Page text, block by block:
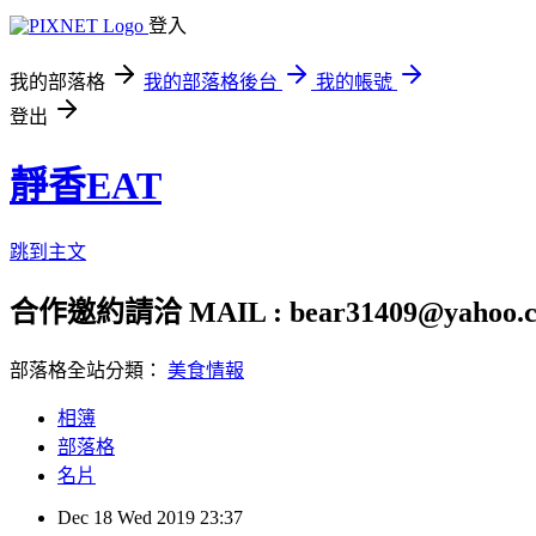
登入
我的部落格 我的部落格後台
我的帳號
登出
靜香EAT
跳到主文
合作邀約請洽 MAIL :
部落格全站分類： 美食情報
相簿
部落格
名片
Dec 18 Wed 2019 23:37